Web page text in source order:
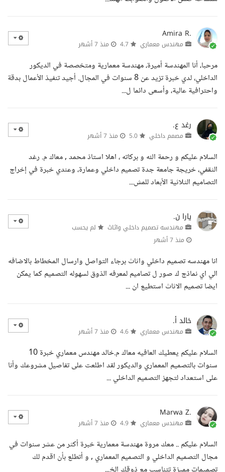
Amira R.
مهندس معماري منذ 7 أشهر
مرحبا، أنا المهندسة أميرة، مهندسة معمارية ومتخصصة في الديكور
الداخلي، لدي خبرة تزيد عن 8 سنوات في المجال. أجيد تنفيذ الأعمال بدقة
واحترافية عالية، وأسعى دائما ل...
رغد ع.
مصمم داخلي منذ 7 أشهر
السلام عليكم و رحمة الله و بركاته ، اهلا استاذ محمد , معاك م. رغد
الثقفي، خريجة جامعة جدة تصميم داخلي وعمارة، وعندي خبرة في إخراج
التصاميم الثلاثية الأبعاد للمش...
يارا ن.
مهندسه تصميم داخلي واثاث
لم يحسب
منذ 7 أشهر
انا مهندسه تصميم داخلي واثاث برجاء التواصل وارسال المخطاط بالاضافه
الي اي نماذج ك صور ل تصاميم لمعرفه الذوق لسهوله التصميم كما يمكن
ايضا تصميم الاثاث استطيع ان ...
خالد أ.
مهندس معماري منذ 7 أشهر
السلام عليكم يعطيك العافيه معاك م.خالد مهندس معماري خبرة 10
سنوات بالتصميم المعماري والديكور لقد اطلعت على تفاصيل مشروعك وأنا
على استعداد لتجهز التصميم الداخلي ...
Marwa Z.
مهندس معماري منذ 7 أشهر
السلام عليكم .. معك مروة مهندسة معمارية خبرة أكثر من عشر سنوات في
مجال التصميم الداخلي و التصميم المعماري , و أتطلع بأن اقدم لك